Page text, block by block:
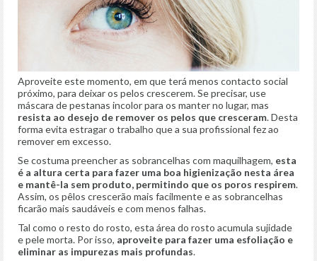
Aproveite este momento, em que terá menos contacto social
próximo, para deixar os pelos crescerem. Se precisar, use
máscara de pestanas incolor para os manter no lugar, mas
resista ao desejo de remover os pelos que cresceram. Desta
forma evita estragar o trabalho que a sua profissional fez ao
remover em excesso.
Se costuma preencher as sobrancelhas com maquilhagem, esta
é a altura certa para fazer uma boa higienização nesta área
e mantê-la sem produto, permitindo que os poros respirem.
Assim, os pêlos crescerão mais facilmente e as sobrancelhas
ficarão mais saudáveis e com menos falhas.
Tal como o resto do rosto, esta área do rosto acumula sujidade
e pele morta. Por isso, aproveite para fazer uma esfoliação e
eliminar as impurezas mais profundas.